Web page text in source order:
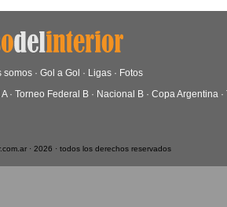
somos · Gol a Gol · Ligas · Fotos
· Torneo Federal B · Nacional B · Copa Argentina ·
· 2026 · todos los derechos reservados